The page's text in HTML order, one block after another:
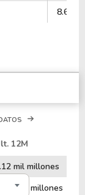
8.67%
12M
mil millones
-3.61 mil millones